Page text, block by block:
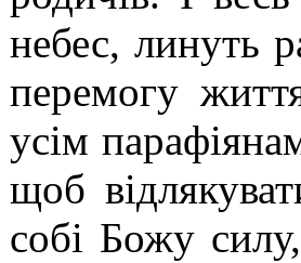
небес, линуть
перемогу
усім
щоб
собі Божу